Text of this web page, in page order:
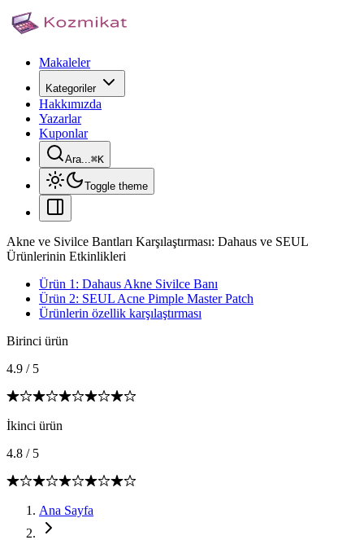
Makaleler
Kategoriler
Hakkımızda
Yazarlar
Kuponlar
Ara...⌘K
Toggle theme
Akne ve Sivilce Bantları Karşılaştırması: Dahaus ve SEUL
Ürünlerinin Etkinlikleri
Ürün 1: Dahaus Akne Sivilce Banı
Ürün 2: SEUL Acne Pimple Master Patch
Ürünlerin özellik karşılaştırması
Birinci ürün
4.9 / 5
İkinci ürün
4.8 / 5
Ana Sayfa